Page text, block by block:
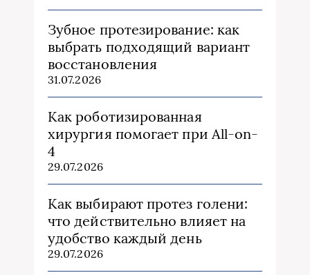
Зубное протезирование: как
выбрать подходящий вариант
восстановления
31.07.2026
Как роботизированная
хирургия помогает при All-on-
4
29.07.2026
Как выбирают протез голени:
что действительно влияет на
удобство каждый день
29.07.2026